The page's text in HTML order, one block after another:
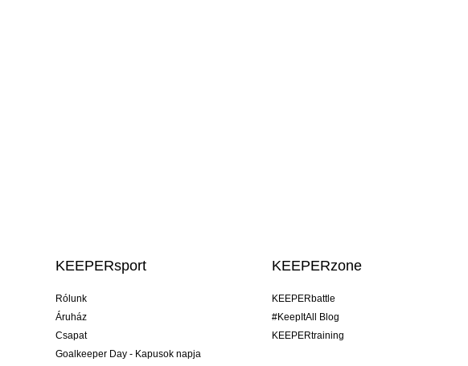
KEEPERsport
Rólunk
Áruház
Csapat
Goalkeeper Day - Kapusok napja
KEEPERzone
KEEPERbattle
#KeepItAll Blog
KEEPERtraining